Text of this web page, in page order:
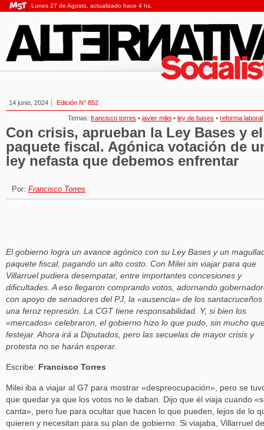
Lunes 27 de Agosto, actualizado hace 4 hs.
14 junio, 2024 Edición N° 852
Temas: francisco torres • javier milei • ley de bases • reforma laboral
Con crisis, aprueban la Ley Bases y el
paquete fiscal. Agónica votación de
ley nefasta que debemos enfrentar
Por: Francisco Torres
El gobierno logra un avance agónico con su Ley Bases y un
paquete fiscal, pagando un alto costo. Con Milei sin viajar para que
Villarruel pudiera desempatar, entre importantes concesiones y
dificultades. A eso llegaron comprando votos, adornando
con apoyo de senadores del PJ, la «ausencia» de los santacruceños
una feroz represión. La CGT tiene responsabilidad. Y, si bien los
«mercados» celebraron, el gobierno hizo lo que pudo, sin mucho
festejar. Ahora irá a Diputados, pero las secuelas de mayor crisis y
protesta no se harán esperar.
Escribe: Francisco Torres
Milei iba a viajar al G7 para mostrar «despreocupación», pero se
que quedar ya que los votos no le daban. Dijo que él viaja cuando
canta», pero fue para ocultar que hacen lo que pueden, lejos de lo
quieren y necesitan para su plan de gobierno. Si viajaba, Villarruel